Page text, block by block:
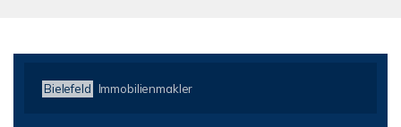
Bielefeld Immobilienmakler